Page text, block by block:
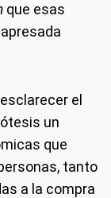
que esas
el
un
que
tanto
a la compra